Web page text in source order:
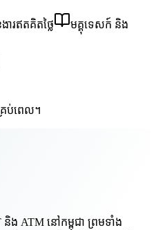
ារឥតគិតថ្លៃ
មគ្គុទេសក៍ និង
រប់ពេល។
ង ATM នៅកម្ពុជា ព្រមទាំង